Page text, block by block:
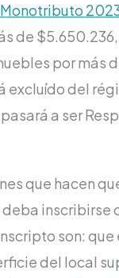
de
por más
excluído del
a ser
que hacen
inscribirse
son: que
del local